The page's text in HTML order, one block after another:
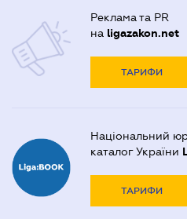
Реклама та PR
на ligazakon.net
ТАРИФИ
Національний
каталог України
ТАРИФИ